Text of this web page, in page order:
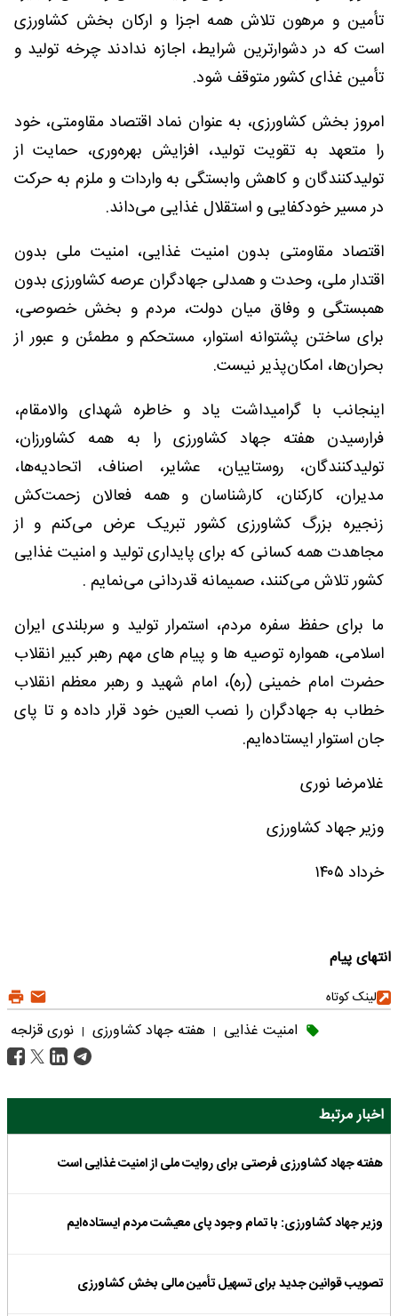
تأمین و مرهون تلاش همه اجزا و ارکان بخش کشاورزی
است که در دشوارترین شرایط، اجازه ندادند چرخه تولید و
تأمین غذای کشور متوقف شود.
امروز بخش کشاورزی، به عنوان نماد اقتصاد مقاومتی، خود
را متعهد به تقویت تولید، افزایش بهره‌وری، حمایت از
تولیدکنندگان و کاهش وابستگی به واردات و ملزم به حرکت
در مسیر خودکفایی و استقلال غذایی می‌داند.
اقتصاد مقاومتی بدون امنیت غذایی، امنیت ملی بدون
اقتدار ملی، وحدت و همدلی جهادگران عرصه کشاورزی بدون
همبستگی و وفاق میان دولت، مردم و بخش خصوصی،
برای ساختن پشتوانه استوار، مستحکم و مطمئن و عبور از
بحران‌ها، امکان‌پذیر نیست.
اینجانب با گرامیداشت یاد و خاطره شهدای والامقام،
فرارسیدن هفته جهاد کشاورزی را به همه کشاورزان،
تولیدکنندگان، روستاییان، عشایر، اصناف، اتحادیه‌ها،
مدیران، کارکنان، کارشناسان و همه فعالان زحمت‌کش
زنجیره بزرگ کشاورزی کشور تبریک عرض می‌کنم و از
مجاهدت همه کسانی که برای پایداری تولید و امنیت غذایی
کشور تلاش می‌کنند، صمیمانه قدردانی می‌نمایم .
ما برای حفظ سفره مردم، استمرار تولید و سربلندی ایران
اسلامی، همواره توصیه ها و پیام های مهم رهبر کبیر انقلاب
حضرت امام خمینی (ره)، امام شهید و رهبر معظم انقلاب
خطاب به جهادگران را نصب العین خود قرار داده و تا پای
جان استوار ایستاده‌ایم.
غلامرضا نوری
وزیر جهاد کشاورزی
خرداد ۱۴۰۵
انتهای پیام
لینک کوتاه
امنیت غذایی | هفته جهاد کشاورزی | نوری قزلجه
اخبار مرتبط
هفته جهاد کشاورزی فرصتی برای روایت ملی از امنیت غذایی است
وزیر جهاد کشاورزی: با تمام وجود پای معیشت مردم ایستاده‌ایم
تصویب قوانین جدید برای تسهیل تأمین مالی بخش کشاورزی